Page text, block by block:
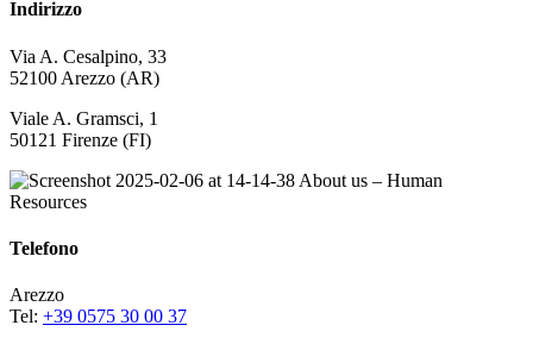
Indirizzo
Via A. Cesalpino, 33
52100 Arezzo (AR)
Viale A. Gramsci, 1
50121 Firenze (FI)
Telefono
Arezzo
Tel: +39 0575 30 00 37